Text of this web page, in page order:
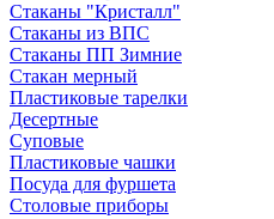
Стаканы "Кристалл"
Стаканы из ВПС
Стаканы ПП Зимние
Стакан мерный
Пластиковые тарелки
Десертные
Суповые
Пластиковые чашки
Посуда для фуршета
Столовые приборы